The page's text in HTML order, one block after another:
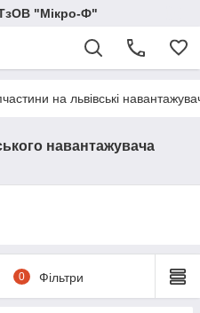
"Мікро-Ф"
на львівські
навантажувача
0 Фільтри